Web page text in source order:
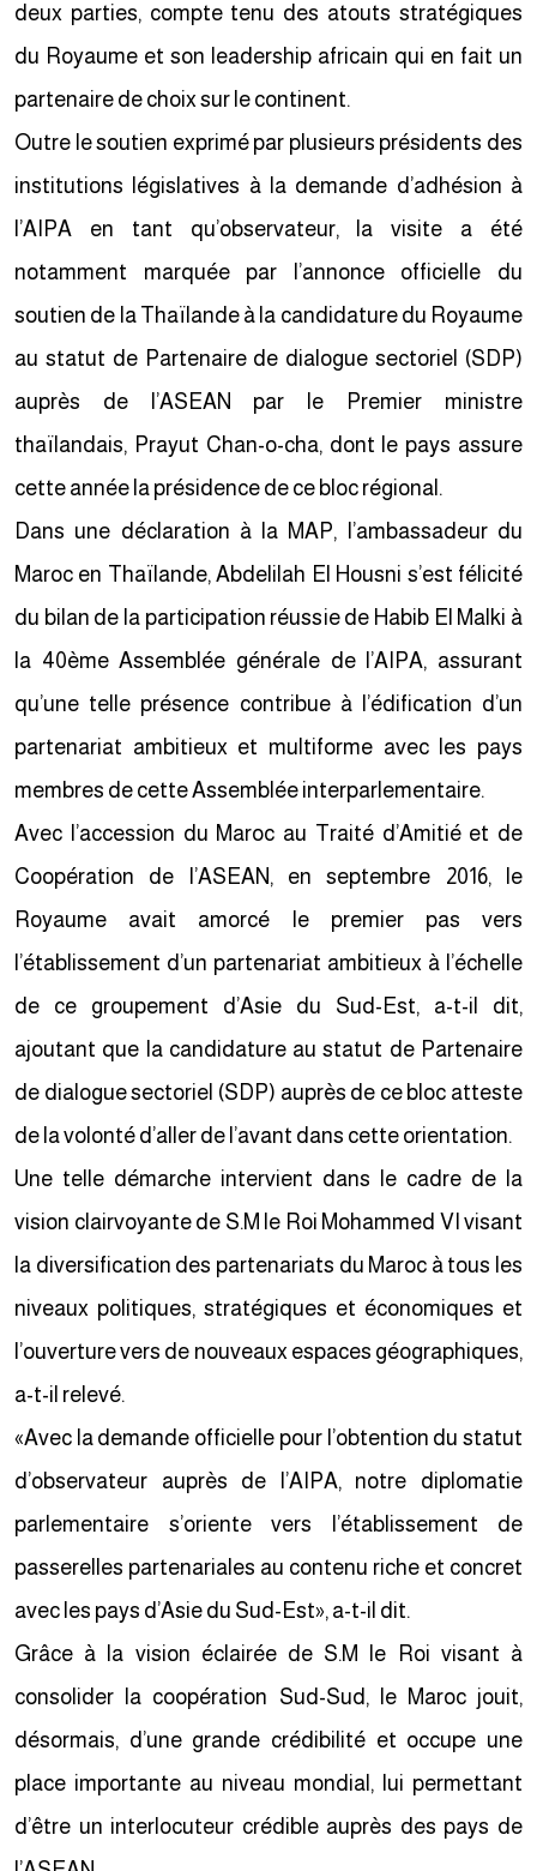
deux parties, compte tenu des atouts stratégiques
du Royaume et son leadership africain qui en fait un
partenaire de choix sur le continent.
Outre le soutien exprimé par plusieurs présidents des
institutions législatives à la demande d’adhésion à
l’AIPA en tant qu’observateur, la visite a été
notamment marquée par l’annonce officielle du
soutien de la Thaïlande à la candidature du Royaume
au statut de Partenaire de dialogue sectoriel (SDP)
auprès de l’ASEAN par le Premier ministre
thaïlandais, Prayut Chan-o-cha, dont le pays assure
cette année la présidence de ce bloc régional.
Dans une déclaration à la MAP, l’ambassadeur du
Maroc en Thaïlande, Abdelilah El Housni s’est félicité
du bilan de la participation réussie de Habib El Malki à
la 40ème Assemblée générale de l’AIPA, assurant
qu’une telle présence contribue à l’édification d’un
partenariat ambitieux et multiforme avec les pays
membres de cette Assemblée interparlementaire.
Avec l’accession du Maroc au Traité d’Amitié et de
Coopération de l’ASEAN, en septembre 2016, le
Royaume avait amorcé le premier pas vers
l’établissement d’un partenariat ambitieux à l’échelle
de ce groupement d’Asie du Sud-Est, a-t-il dit,
ajoutant que la candidature au statut de Partenaire
de dialogue sectoriel (SDP) auprès de ce bloc atteste
de la volonté d’aller de l’avant dans cette orientation.
Une telle démarche intervient dans le cadre de la
vision clairvoyante de S.M le Roi Mohammed VI visant
la diversification des partenariats du Maroc à tous les
niveaux politiques, stratégiques et économiques et
l’ouverture vers de nouveaux espaces géographiques,
a-t-il relevé.
«Avec la demande officielle pour l’obtention du statut
d’observateur auprès de l’AIPA, notre diplomatie
parlementaire s’oriente vers l’établissement de
passerelles partenariales au contenu riche et concret
avec les pays d’Asie du Sud-Est», a-t-il dit.
Grâce à la vision éclairée de S.M le Roi visant à
consolider la coopération Sud-Sud, le Maroc jouit,
désormais, d’une grande crédibilité et occupe une
place importante au niveau mondial, lui permettant
d’être un interlocuteur crédible auprès des pays de